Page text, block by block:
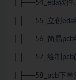
| ├──54_eda软
| ├──55_立创
| ├──56_简易
| ├──57_绘制
| ├──58_pcb下